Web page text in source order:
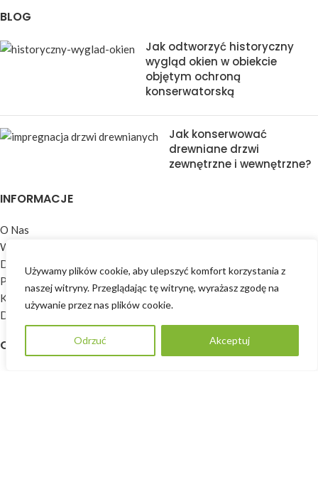
Używamy plików cookie, aby ulepszyć komfort korzystania z
naszej witryny. Przeglądając tę ​​witrynę, wyrażasz zgodę na
używanie przez nas plików cookie.
Odrzuć Akceptuj
POPROŚ O WYCENĘ
BLOG
Jak odtworzyć historyczny
wygląd okien w obiekcie
objętym ochroną
konserwatorską
Jak konserwować
drewniane drzwi
zewnętrzne i wewnętrzne?
INFORMACJE
O Nas
Współpraca dla firm
Dla architektów i projektantów
Polityka prywatności
Kontakt
Dodaj opinię
OFERTA